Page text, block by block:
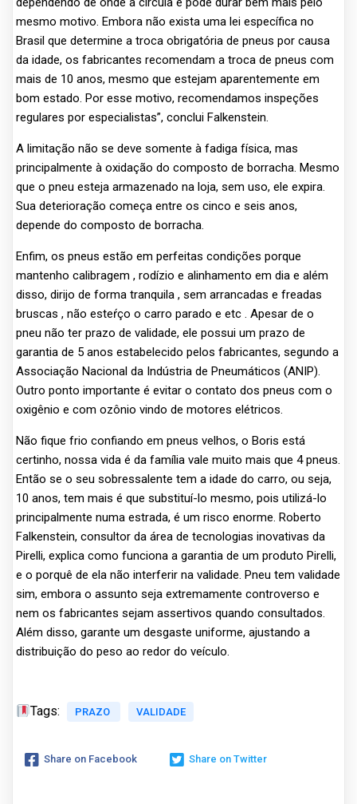
mesmo motivo. Embora não exista uma lei específica no
Brasil que determine a troca obrigatória de pneus por causa
da idade, os fabricantes recomendam a troca de pneus com
mais de 10 anos, mesmo que estejam aparentemente em
bom estado. Por esse motivo, recomendamos inspeções
regulares por especialistas”, conclui Falkenstein.
A limitação não se deve somente à fadiga física, mas
principalmente à oxidação do composto de borracha. Mesmo
que o pneu esteja armazenado na loja, sem uso, ele expira.
Sua deterioração começa entre os cinco e seis anos,
depende do composto de borracha.
Enfim, os pneus estão em perfeitas condições porque
mantenho calibragem , rodízio e alinhamento em dia e além
disso, dirijo de forma tranquila , sem arrancadas e freadas
bruscas , não esteŕço o carro parado e etc . Apesar de o
pneu não ter prazo de validade, ele possui um prazo de
garantia de 5 anos estabelecido pelos fabricantes, segundo a
Associação Nacional da Indústria de Pneumáticos (ANIP).
Outro ponto importante é evitar o contato dos pneus com o
oxigênio e com ozônio vindo de motores elétricos.
Não fique frio confiando em pneus velhos, o Boris está
certinho, nossa vida é da família vale muito mais que 4 pneus.
Então se o seu sobressalente tem a idade do carro, ou seja,
10 anos, tem mais é que substituí-lo mesmo, pois utilizá-lo
principalmente numa estrada, é um risco enorme. Roberto
Falkenstein, consultor da área de tecnologias inovativas da
Pirelli, explica como funciona a garantia de um produto Pirelli,
e o porquê de ela não interferir na validade. Pneu tem validade
sim, embora o assunto seja extremamente controverso e
nem os fabricantes sejam assertivos quando consultados.
Além disso, garante um desgaste uniforme, ajustando a
distribuição do peso ao redor do veículo.
Tags: PRAZO VALIDADE
Share on Facebook Share on Twitter